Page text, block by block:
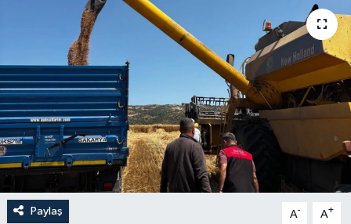
Paylaş A- A+